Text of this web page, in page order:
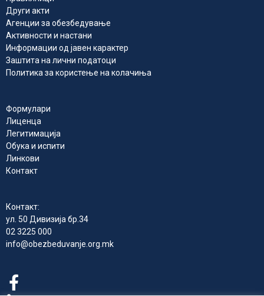
Други акти
Агенции за обезбедување
Активности и настани
Информации од јавен карактер
Заштита на лични податоци
Политика за користење на колачиња
Формулари
Лиценца
Легитимација
Обука и испити
Линкови
Контакт
Контакт:
ул. 50 Дивизија бр.34
02 3225 000
info@obezbeduvanje.org.mk